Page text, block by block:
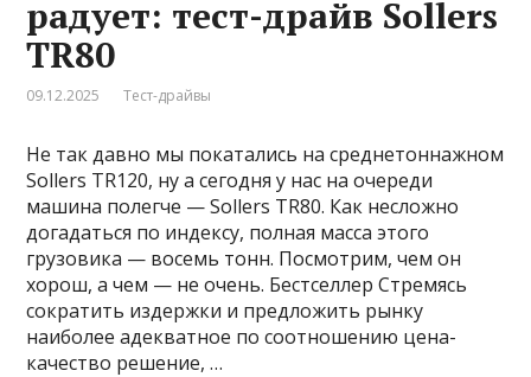
радует: тест-драйв Sollers
TR80
09.12.2025 Тест-драйвы
Не так давно мы покатались на среднетоннажном
Sollers TR120, ну а сегодня у нас на очереди
машина полегче — Sollers TR80. Как несложно
догадаться по индексу, полная масса этого
грузовика — восемь тонн. Посмотрим, чем он
хорош, а чем — не очень. Бестселлер Стремясь
сократить издержки и предложить рынку
наиболее адекватное по соотношению цена-
качество решение, …